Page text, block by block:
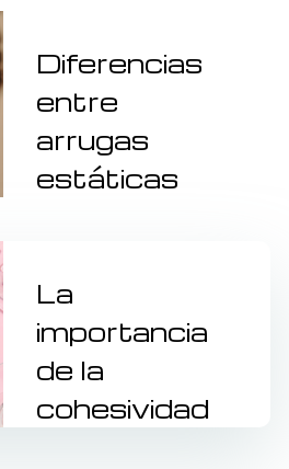
Diferencias
entre
arrugas
estáticas
1 año
La
importancia
de la
cohesividad